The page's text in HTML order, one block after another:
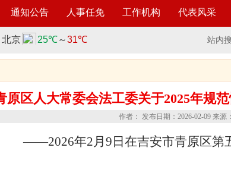
通知公告 人事任免 工作机构 代表风采
站内
原区人大常委会法工委关于2025年规
作者： 发布日期：2026-02-09 来源
——2026年2月9日在吉安市青原区第